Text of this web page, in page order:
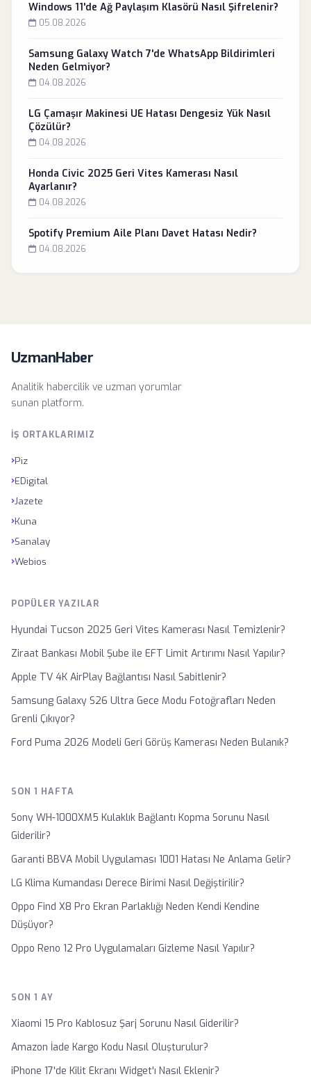
Windows 11'de Ağ Paylaşım Klasörü Nasıl Şifrelenir?
05.08.2026
Samsung Galaxy Watch 7'de WhatsApp Bildirimleri
Neden Gelmiyor?
04.08.2026
LG Çamaşır Makinesi UE Hatası Dengesiz Yük Nasıl
Çözülür?
04.08.2026
Honda Civic 2025 Geri Vites Kamerası Nasıl
Ayarlanır?
04.08.2026
Spotify Premium Aile Planı Davet Hatası Nedir?
04.08.2026
UzmanHaber
Analitik habercilik ve uzman yorumlar
sunan platform.
İŞ ORTAKLARIMIZ
›Piz
›EDigital
›Jazete
›Kuna
›Sanalay
›Webios
POPÜLER YAZILAR
Hyundai Tucson 2025 Geri Vites Kamerası Nasıl Temizlenir?
Ziraat Bankası Mobil Şube ile EFT Limit Artırımı Nasıl Yapılır?
Apple TV 4K AirPlay Bağlantısı Nasıl Sabitlenir?
Samsung Galaxy S26 Ultra Gece Modu Fotoğrafları Neden
Grenli Çıkıyor?
Ford Puma 2026 Modeli Geri Görüş Kamerası Neden Bulanık?
SON 1 HAFTA
Sony WH-1000XM5 Kulaklık Bağlantı Kopma Sorunu Nasıl
Giderilir?
Garanti BBVA Mobil Uygulaması 1001 Hatası Ne Anlama Gelir?
LG Klima Kumandası Derece Birimi Nasıl Değiştirilir?
Oppo Find X8 Pro Ekran Parlaklığı Neden Kendi Kendine
Düşüyor?
Oppo Reno 12 Pro Uygulamaları Gizleme Nasıl Yapılır?
SON 1 AY
Xiaomi 15 Pro Kablosuz Şarj Sorunu Nasıl Giderilir?
Amazon İade Kargo Kodu Nasıl Oluşturulur?
iPhone 17'de Kilit Ekranı Widget'ı Nasıl Eklenir?